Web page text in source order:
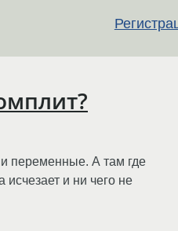
переменные. А там где
и ни чего не